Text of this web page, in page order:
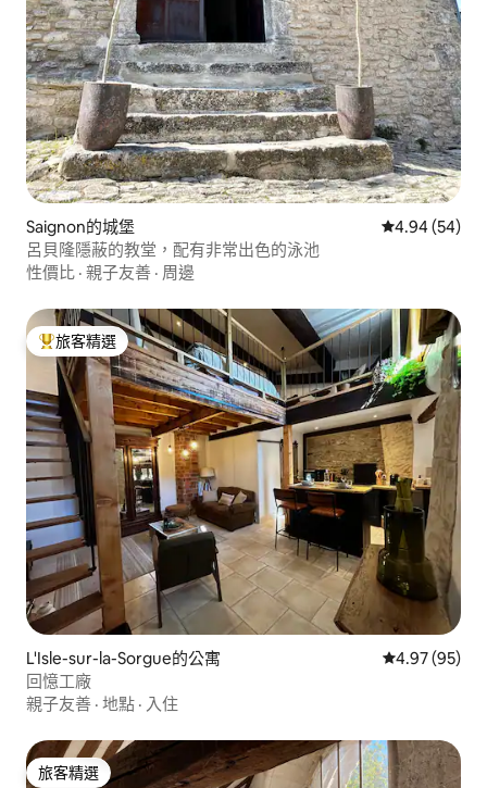
Saignon的城堡 從 54 則評價
4.94 (54)
呂貝隆隱蔽的教堂，配有非常出色的泳池
性價比 · 親子友善 · 周邊
旅客精選榜首
旅客精選
L'Isle-sur-la-Sorgue的公寓 從 95 則評價
4.97 (95)
回憶工廠
親子友善 · 地點 · 入住
旅客精選
旅客精選